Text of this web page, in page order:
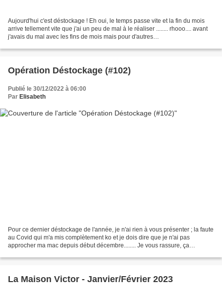
Aujourd'hui c'est déstockage ! Eh oui, le temps passe vite et la fin du mois
arrive tellement vite que j'ai un peu de mal à le réaliser ........ rhooo.... avant
j'avais du mal avec les fins de mois mais pour d'autres
Opération Déstockage (#102)
Publié le 30/12/2022 à 06:00
Par Elisabeth
Pour ce dernier déstockage de l'année, je n'ai rien à vous présenter ; la faute
au Covid qui m'a mis complètement ko et je dois dire que je n'ai pas
approcher ma mac depuis début décembre........ Je vous rassure, ça
La Maison Victor - Janvier/Février 2023